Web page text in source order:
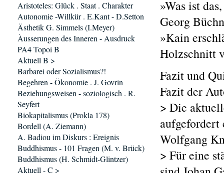
»Was ist
Georg
»Kain
Holzschnitt
Fazit und
Fazit der
> Die
Wolfgang
> Für eine
Aristoteles: Glück . Staat . Charakter
Autonomie -Willkür . E.Kant - D.Setton
Ästhetik G. Simmels (I.Meyer)
Àusserungen des Inneren - Ausdruck
PA4 Topoi B
Aktuell B >
Barbarei oder Sozialismus?!
Begehren - Ökonomie . J. Govrin
Beziehungsweisen - soziologisch . R.
Seyfert
Biokapitalismus (Prokla 178)
Bordell (A. Ziemann)
A. Badiou im Diskurs : Ereignis
Buddhismus - 101 Fragen (M. v. Brück)
Buddhismus (H. Schmidt-Glintzer)
Aktuell - C >